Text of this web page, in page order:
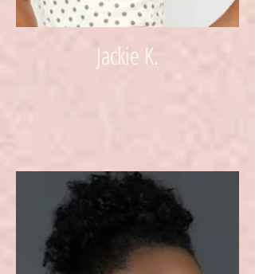
Jackie K.